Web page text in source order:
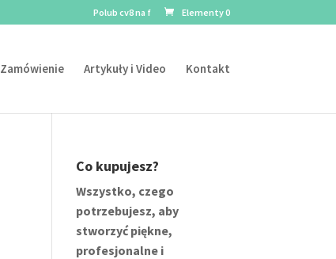
Polub cv8 na f Elementy 0
Zamówienie Artykuły i Video Kontakt
Co kupujesz?
Wszystko, czego
potrzebujesz, aby
stworzyć piękne,
profesjonalne i